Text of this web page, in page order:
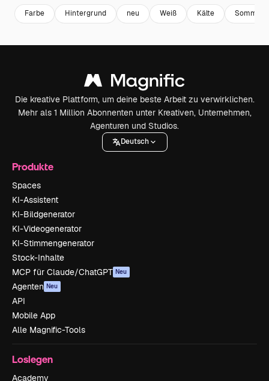
Farbe Hintergrund neu Weiß Kälte Sommer
Die kreative Plattform, um deine beste Arbeit zu verwirklichen.
Mehr als 1 Million Abonnenten unter Kreativen, Unternehmen,
Agenturen und Studios.
Deutsch
Produkte
Spaces
KI-Assistent
KI-Bildgenerator
KI-Videogenerator
KI-Stimmengenerator
Stock-Inhalte
MCP für Claude/ChatGPT Neu
Agenten Neu
API
Mobile App
Alle Magnific-Tools
Loslegen
Academy